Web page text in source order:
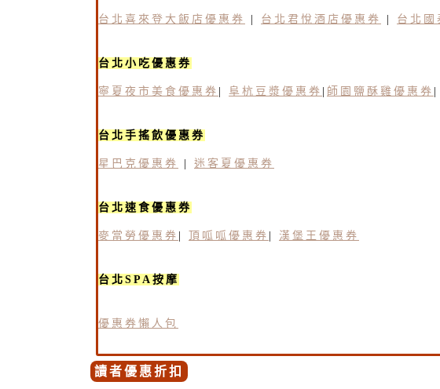
台北喜來登大飯店優惠券 | 台北君悅酒店優惠券 | 台北國
台北小吃優惠券
寧夏夜市美食優惠券 | 阜杭豆漿優惠券 | 師園鹽酥雞優惠券 |
台北手搖飲優惠券
星巴克優惠券 | 迷客夏優惠券
台北速食優惠券
麥當勞優惠券 | 頂呱呱優惠券 | 漢堡王優惠券
台北SPA按摩
優惠券懶人包
讀者優惠折扣